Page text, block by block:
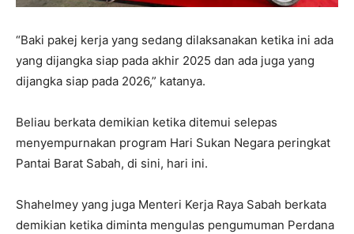
“Baki pakej kerja yang sedang dilaksanakan ketika ini ada
yang dijangka siap pada akhir 2025 dan ada juga yang
dijangka siap pada 2026,” katanya.
Beliau berkata demikian ketika ditemui selepas
menyempurnakan program Hari Sukan Negara peringkat
Pantai Barat Sabah, di sini, hari ini.
Shahelmey yang juga Menteri Kerja Raya Sabah berkata
demikian ketika diminta mengulas pengumuman Perdana